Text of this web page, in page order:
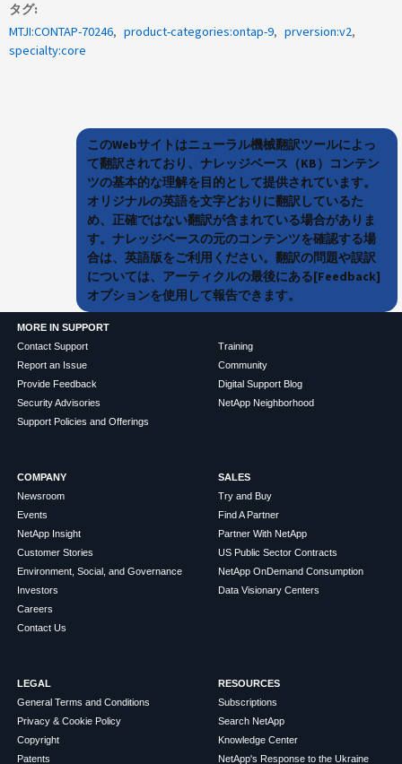
タグ
MTJI:CONTAP-70246
product-categories:ontap-9
prversion:v2
specialty:core
このWebサイトはニューラル機械翻訳ツールによっ
て翻訳されており、ナレッジベース（KB）コンテン
ツの基本的な理解を目的として提供されています。
オリジナルの英語を文字どおりに翻訳しているた
め、正確ではない翻訳が含まれている場合がありま
す。ナレッジベースの元のコンテンツを確認する場
合は、英語版をご利用ください。翻訳の問題や誤訳
については、アーティクルの最後にある[Feedback]
オプションを使用して報告できます。
MORE IN SUPPORT
Contact Support
Report an Issue
Provide Feedback
Security Advisories
Support Policies and Offerings
Training
Community
Digital Support Blog
NetApp Neighborhood
COMPANY
Newsroom
Events
NetApp Insight
Customer Stories
Environment, Social, and Governance
Investors
Careers
Contact Us
SALES
Try and Buy
Find A Partner
Partner With NetApp
US Public Sector Contracts
NetApp OnDemand Consumption
Data Visionary Centers
LEGAL
General Terms and Conditions
Privacy & Cookie Policy
Copyright
Patents
RESOURCES
Subscriptions
Search NetApp
Knowledge Center
NetApp's Response to the Ukraine